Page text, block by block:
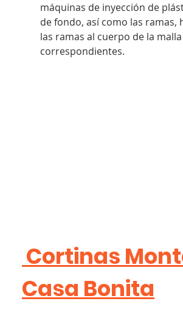
máquinas de inyección de
de fondo, así como las ramas,
las ramas al cuerpo de la
correspondientes.
Cortinas
Casa Bonita